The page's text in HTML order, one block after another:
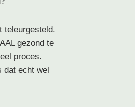
teleurgesteld.
gezond te
proces.
dat echt wel